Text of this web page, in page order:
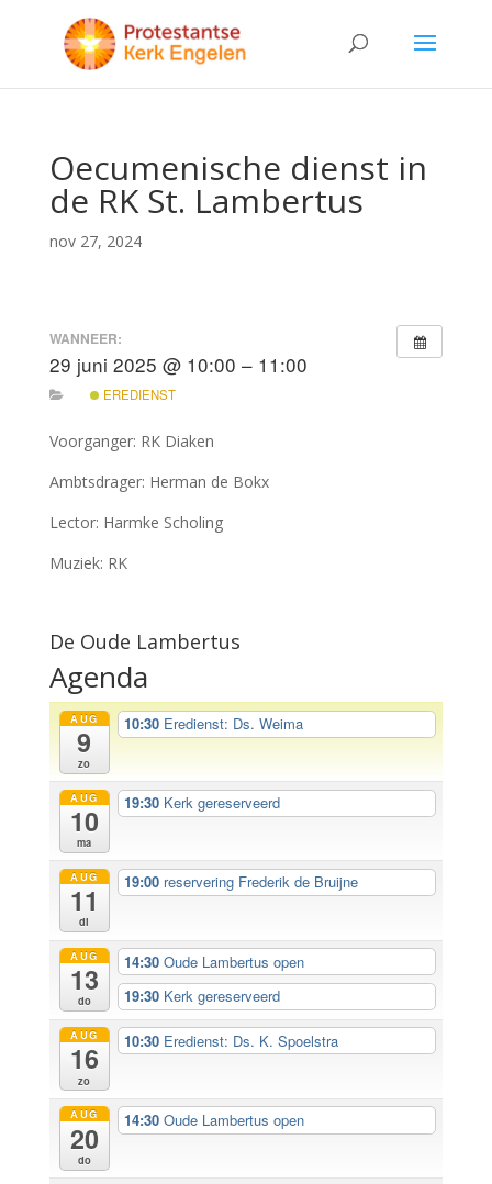
Oecumenische dienst in
de RK St. Lambertus
nov 27, 2024
WANNEER:
29 juni 2025 @ 10:00 – 11:00
EREDIENST
Voorganger: RK Diaken
Ambtsdrager: Herman de Bokx
Lector: Harmke Scholing
Muziek: RK
De Oude Lambertus
Agenda
AUG
9
zo
10:30 Eredienst: Ds. Weima
AUG
10
ma
19:30 Kerk gereserveerd
AUG
11
di
19:00 reservering Frederik de Bruijne
AUG
13
do
14:30Oude Lambertus open
19:30 Kerk gereserveerd
AUG
16
zo
10:30 Eredienst: Ds. K. Spoelstra
AUG
20
do
14:30Oude Lambertus open